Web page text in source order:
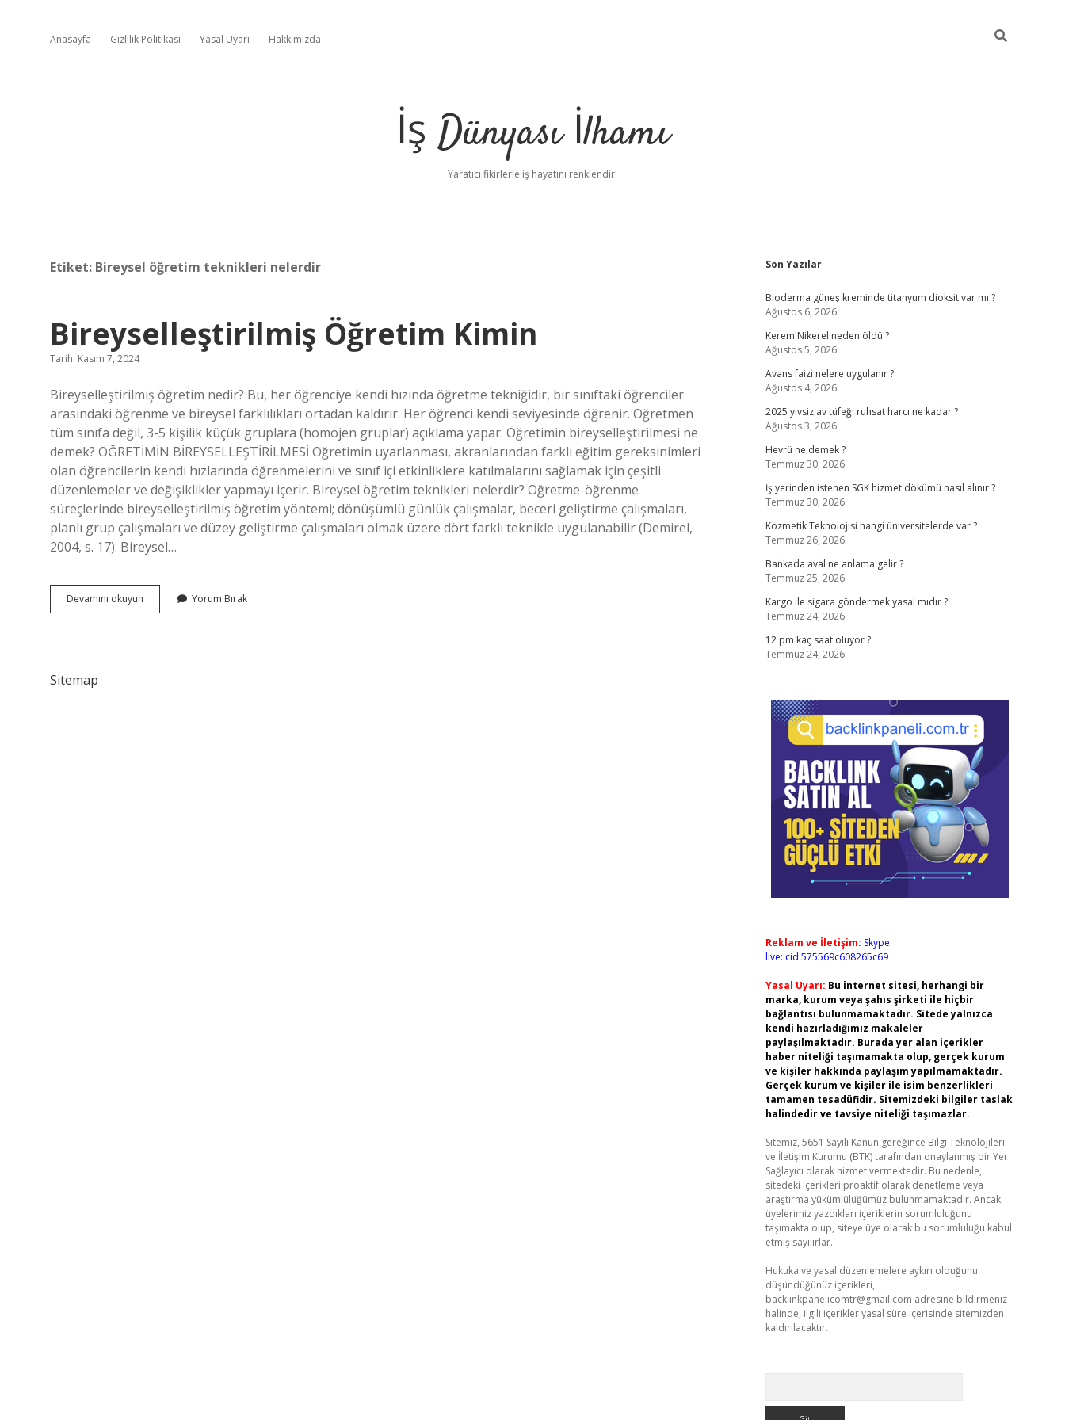
Anasayfa Gizlilik Politikası Yasal Uyarı Hakkımızda
İş Dünyası İlhamı
Yaratıcı fikirlerle iş hayatını renklendir!
Etiket: Bireysel öğretim teknikleri nelerdir
Bireyselleştirilmiş Öğretim Kimin
Tarih: Kasım 7, 2024
Bireyselleştirilmiş öğretim nedir? Bu, her öğrenciye kendi hızında öğretme tekniğidir, bir sınıftaki öğrenciler
arasındaki öğrenme ve bireysel farklılıkları ortadan kaldırır. Her öğrenci kendi seviyesinde öğrenir. Öğretmen
tüm sınıfa değil, 3-5 kişilik küçük gruplara (homojen gruplar) açıklama yapar. Öğretimin bireyselleştirilmesi ne
demek? ÖĞRETİMİN BİREYSELLEŞTİRİLMESİ Öğretimin uyarlanması, akranlarından farklı eğitim gereksinimleri
olan öğrencilerin kendi hızlarında öğrenmelerini ve sınıf içi etkinliklere katılmalarını sağlamak için çeşitli
düzenlemeler ve değişiklikler yapmayı içerir. Bireysel öğretim teknikleri nelerdir? Öğretme-öğrenme
süreçlerinde bireyselleştirilmiş öğretim yöntemi; dönüşümlü günlük çalışmalar, beceri geliştirme çalışmaları,
planlı grup çalışmaları ve düzey geliştirme çalışmaları olmak üzere dört farklı teknikle uygulanabilir (Demirel,
2004, s. 17). Bireysel…
Devamını okuyun Bireyselleştirilmiş
Öğretim
Yorum Bırak
Sitemap
Sidebar
Son Yazılar
Bioderma güneş kreminde titanyum dioksit var mı ?
Ağustos 6, 2026
Kerem Nikerel neden öldü ?
Ağustos 5, 2026
Avans faizi nelere uygulanır ?
Ağustos 4, 2026
2025 yivsiz av tüfeği ruhsat harcı ne kadar ?
Ağustos 3, 2026
Hevrü ne demek ?
Temmuz 30, 2026
İş yerinden istenen SGK hizmet dökümü nasıl alınır ?
Temmuz 30, 2026
Kozmetik Teknolojisi hangi üniversitelerde var ?
Temmuz 26, 2026
Bankada aval ne anlama gelir ?
Temmuz 25, 2026
Kargo ile sigara göndermek yasal mıdır ?
Temmuz 24, 2026
12 pm kaç saat oluyor ?
Temmuz 24, 2026
Reklam ve İletişim: Skype:
live:.cid.575569c608265c69
Yasal Uyarı: Bu internet sitesi, herhangi bir
marka, kurum veya şahıs şirketi ile hiçbir
bağlantısı bulunmamaktadır. Sitede yalnızca
kendi hazırladığımız makaleler
paylaşılmaktadır. Burada yer alan içerikler
haber niteliği taşımamakta olup, gerçek kurum
ve kişiler hakkında paylaşım yapılmamaktadır.
Gerçek kurum ve kişiler ile isim benzerlikleri
tamamen tesadüfidir. Sitemizdeki bilgiler taslak
halindedir ve tavsiye niteliği taşımazlar.
Sitemiz, 5651 Sayılı Kanun gereğince Bilgi Teknolojileri
ve İletişim Kurumu (BTK) tarafından onaylanmış bir Yer
Sağlayıcı olarak hizmet vermektedir. Bu nedenle,
sitedeki içerikleri proaktif olarak denetleme veya
araştırma yükümlülüğümüz bulunmamaktadır. Ancak,
üyelerimiz yazdıkları içeriklerin sorumluluğunu
taşımakta olup, siteye üye olarak bu sorumluluğu kabul
etmiş sayılırlar.
Hukuka ve yasal düzenlemelere aykırı olduğunu
düşündüğünüz içerikleri,
backlinkpanelicomtr@gmail.com adresine bildirmeniz
halinde, ilgili içerikler yasal süre içerisinde sitemizden
kaldırılacaktır.